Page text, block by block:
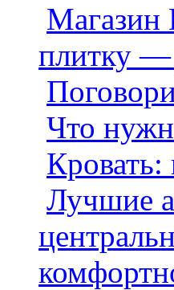
Магазин
плитку —
Что
Лучшие